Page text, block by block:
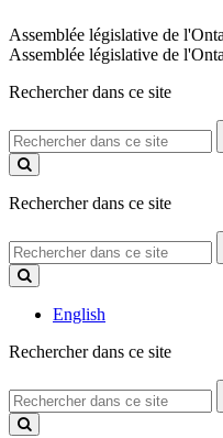
Assemblée législative de
Assemblée législative de
Rechercher dans ce site
Rechercher
dans
ce
Rechercher dans ce site
Rechercher
dans
ce
English
Rechercher dans ce site
Rechercher
dans
ce